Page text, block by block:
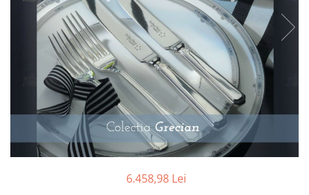
SUB 500
SUB 200
SUB 2000
SUB 3000
SUB 5000
PESTE 5000
SUB 4000
ACCESORII DECORATIVE
SETURI DE CAFEA
BRANDURI
ROYAL ALBERT
AZAY CASA
JL COQUET
JASPER CONRAN
VERA WANG
CORPURI DE ILUMINAT
BRANDURI
WATERFORD
VALENTI
MARIO CIONI
ROYAL DOULTON
SETURI PENTRU CAVIAR
PAHARE SI CANI
ACCESORII BIROU
SUPORTURI PENTRU PRAJITURI
CASETE DE BIJUTERII
BRANDURI
VALENTI
ARGENESI
6.458,98 Lei